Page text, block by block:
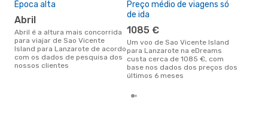
Época alta
abril
abril é a altura mais concorrida
para viajar de Sao Vicente
Island para Lanzarote de acordo
com os dados de pesquisa dos
nossos clientes
Preço médio de viagens só
de ida
1085 €
Um voo de Sao Vicente Island
para Lanzarote na eDreams
custa cerca de 1085 €, com
base nos dados dos preços dos
últimos 6 meses